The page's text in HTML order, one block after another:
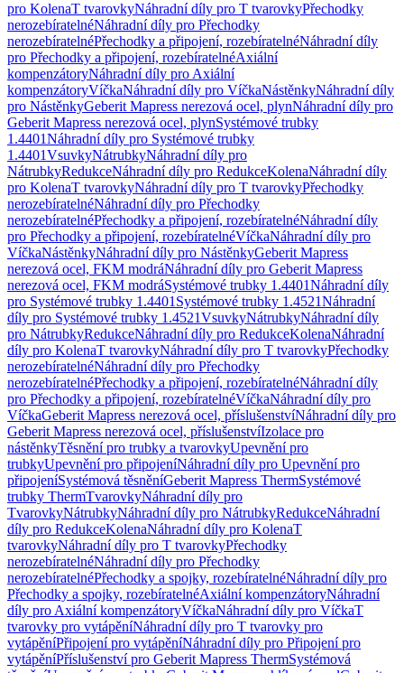
pro KolenaT tvarovkyNáhradní díly pro T tvarovkyPřechodky
nerozebíratelnéNáhradní díly pro Přechodky
nerozebíratelnéPřechodky a připojení, rozebíratelnéNáhradní díly
pro Přechodky a připojení, rozebíratelnéAxiální
kompenzátoryNáhradní díly pro Axiální
kompenzátoryVíčkaNáhradní díly pro VíčkaNástěnkyNáhradní díly
pro NástěnkyGeberit Mapress nerezová ocel, plynNáhradní díly pro
Geberit Mapress nerezová ocel, plynSystémové trubky
1.4401Náhradní díly pro Systémové trubky
1.4401VsuvkyNátrubkyNáhradní díly pro
NátrubkyRedukceNáhradní díly pro RedukceKolenaNáhradní díly
pro KolenaT tvarovkyNáhradní díly pro T tvarovkyPřechodky
nerozebíratelnéNáhradní díly pro Přechodky
nerozebíratelnéPřechodky a připojení, rozebíratelnéNáhradní díly
pro Přechodky a připojení, rozebíratelnéVíčkaNáhradní díly pro
VíčkaNástěnkyNáhradní díly pro NástěnkyGeberit Mapress
nerezová ocel, FKM modráNáhradní díly pro Geberit Mapress
nerezová ocel, FKM modráSystémové trubky 1.4401Náhradní díly
pro Systémové trubky 1.4401 Systémové trubky 1.4521Náhradní
díly pro Systémové trubky 1.4521VsuvkyNátrubkyNáhradní díly
pro NátrubkyRedukceNáhradní díly pro RedukceKolenaNáhradní
díly pro KolenaT tvarovkyNáhradní díly pro T tvarovkyPřechodky
nerozebíratelnéNáhradní díly pro Přechodky
nerozebíratelnéPřechodky a připojení, rozebíratelnéNáhradní díly
pro Přechodky a připojení, rozebíratelnéVíčkaNáhradní díly pro
VíčkaGeberit Mapress nerezová ocel, příslušenstvíNáhradní díly pro
Geberit Mapress nerezová ocel, příslušenstvíIzolace pro
nástěnkyTěsnění pro trubky a tvarovkyUpevnění pro
trubkyUpevnění pro připojeníNáhradní díly pro Upevnění pro
připojeníSystémová těsněníGeberit Mapress ThermSystémové
trubky ThermTvarovkyNáhradní díly pro
TvarovkyNátrubkyNáhradní díly pro NátrubkyRedukceNáhradní
díly pro RedukceKolenaNáhradní díly pro KolenaT
tvarovkyNáhradní díly pro T tvarovkyPřechodky
nerozebíratelnéNáhradní díly pro Přechodky
nerozebíratelnéPřechodky a spojky, rozebíratelnéNáhradní díly pro
Přechodky a spojky, rozebíratelnéAxiální kompenzátoryNáhradní
díly pro Axiální kompenzátoryVíčkaNáhradní díly pro VíčkaT
tvarovky pro vytápěníNáhradní díly pro T tvarovky pro
vytápěníPřipojení pro vytápěníNáhradní díly pro Připojení pro
vytápěníPříslušenství pro Geberit Mapress ThermSystémová